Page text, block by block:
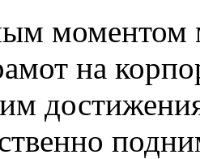
моментом
на